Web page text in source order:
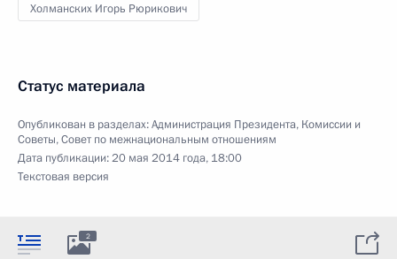
Холманских Игорь Рюрикович
Статус материала
Опубликован в разделах:Администрация Президента, Комиссии и
Советы,Совет по межнациональным отношениям
Дата публикации:20 мая 2014 года, 18:00
Текстовая версия
2